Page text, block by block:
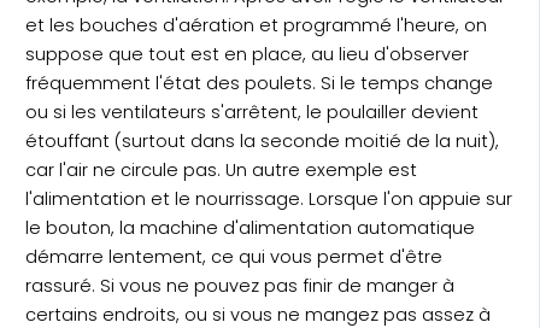
et les bouches d'aération et programmé l'heure, on
suppose que tout est en place, au lieu d'observer
fréquemment l'état des poulets. Si le temps change
ou si les ventilateurs s'arrêtent, le poulailler devient
étouffant (surtout dans la seconde moitié de la nuit),
car l'air ne circule pas. Un autre exemple est
l'alimentation et le nourrissage. Lorsque l'on appuie sur
le bouton, la machine d'alimentation automatique
démarre lentement, ce qui vous permet d'être
rassuré. Si vous ne pouvez pas finir de manger à
certains endroits, ou si vous ne mangez pas assez à